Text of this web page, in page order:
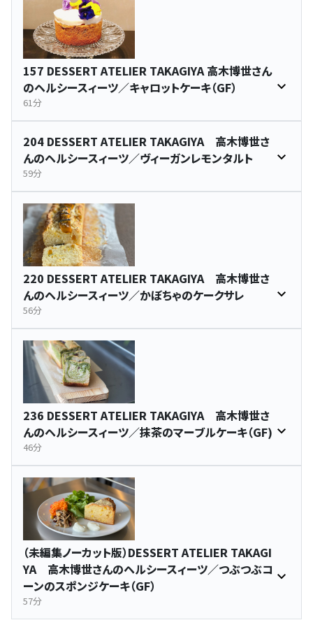
157 DESSERT ATELIER TAKAGIYA 高木博世さん
のヘルシースィーツ／キャロットケーキ（GF）
61分
204 DESSERT ATELIER TAKAGIYA 高木博世さ
んのヘルシースィーツ／ヴィーガンレモンタルト
59分
220 DESSERT ATELIER TAKAGIYA 高木博世さ
んのヘルシースィーツ／かぼちゃのケークサレ
56分
236 DESSERT ATELIER TAKAGIYA 高木博世さ
んのヘルシースィーツ／抹茶のマーブルケーキ（GF)
46分
（未編集ノーカット版）DESSERT ATELIER TAKAGI
YA 高木博世さんのヘルシースィーツ／つぶつぶコ
ーンのスポンジケーキ（GF）
57分